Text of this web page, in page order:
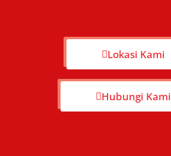
Lokasi Kami
Hubungi Kami